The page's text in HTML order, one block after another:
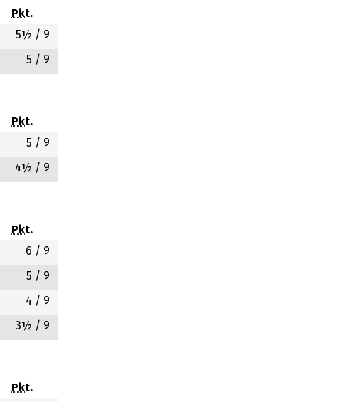
Pkt.
5½ / 9
5 / 9
Pkt.
5 / 9
4½ / 9
Pkt.
6 / 9
5 / 9
4 / 9
3½ / 9
Pkt.